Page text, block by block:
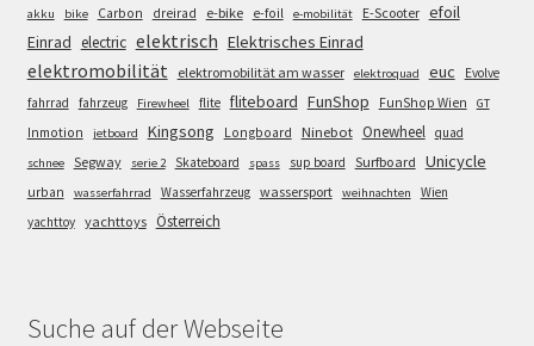
akku bike Carbon dreirad e-bike e-foil e-mobilität E-Scooter efoil
Einrad electric elektrisch Elektrisches Einrad
elektromobilität elektromobilität am wasser elektroquad euc
Evolve
fahrrad
fahrzeug Firewheel flite fliteboard FunShop FunShop Wien GT
Inmotion jetboard Kingsong Longboard Ninebot Onewheel quad
schnee Segway serie 2 Skateboard spass sup board Surfboard Unicycle
urban wasserfahrrad Wasserfahrzeug wassersport weihnachten
Wien
yachttoy yachttoys Österreich
Suche auf der Webseite